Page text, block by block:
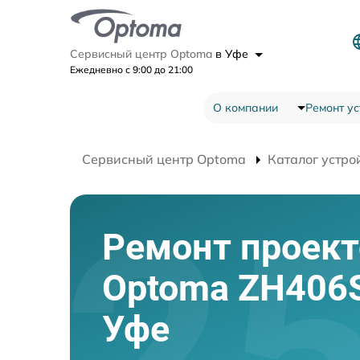
Сервисный центр Optoma в Уфе
Ежедневно с 9:00 до 21:00
О компании Ремонт
Сервисный центр Optoma Каталог
Ремонт
Optoma
Уфе